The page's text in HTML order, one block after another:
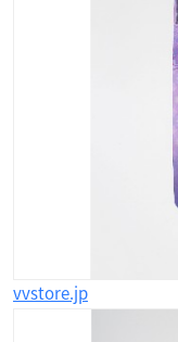
vvstore.jp